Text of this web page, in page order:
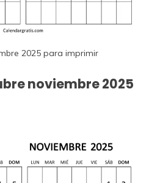
2025 para imprimir
noviembre 2025